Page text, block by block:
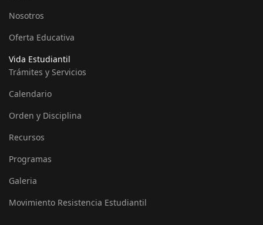
Nosotros
Oferta Educativa
Vida Estudiantil
Trámites y Servicios
Calendario
Orden y Disciplina
Recursos
Programas
Galeria
Movimiento Resistencia Estudiantil